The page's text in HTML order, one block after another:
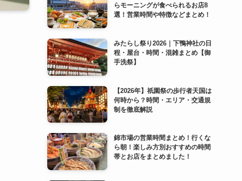
らモーニングが食べられるお店8
選！営業時間や特徴などまとめ！
みたらし祭り2026｜下鴨神社の日
程・屋台・時間・混雑まとめ【御
手洗祭】
【2026年】祇園祭の歩行者天国は
何時から？時間・エリア・交通規
制を徹底解説
錦市場の営業時間まとめ！行くな
ら朝！楽しみ方別おすすめの時間
帯とお店をまとめました！